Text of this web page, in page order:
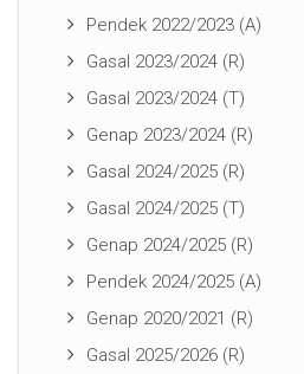
Pendek 2022/2023 (A)
Gasal 2023/2024 (R)
Gasal 2023/2024 (T)
Genap 2023/2024 (R)
Gasal 2024/2025 (R)
Gasal 2024/2025 (T)
Genap 2024/2025 (R)
Pendek 2024/2025 (A)
Genap 2020/2021 (R)
Gasal 2025/2026 (R)